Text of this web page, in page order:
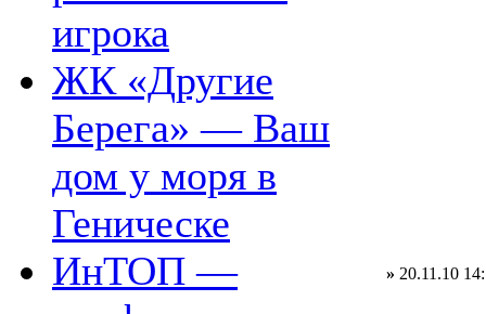
игрока
ЖК «Другие
Берега» — Ваш
дом у моря в
Геническе
ИнТОП —
» 20.11.10